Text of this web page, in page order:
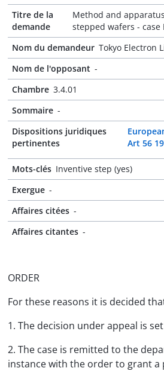
Titre de la
demande
Method and
stepped wafers - case
Nom du demandeur Tokyo Electron
Nom de l'opposant -
Chambre 3.4.01
Sommaire -
Dispositions juridiques
pertinentes
Art 56
Mots-clés Inventive step (yes)
Exergue -
Affaires citées -
Affaires citantes -
ORDER
For these reasons it is decided
1. The decision under appeal is
2. The case is remitted to the
instance with the order to grant a